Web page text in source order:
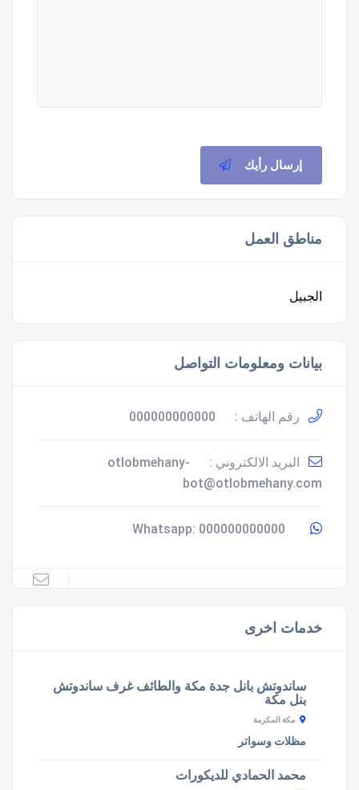
إرسال رأيك
مناطق العمل
الجبيل
بيانات ومعلومات التواصل
رقم الهاتف : 000000000000
البريد الالكتروني :
otlobmehany-
bot@otlobmehany.com
000000000000
خدمات اخرى
ساندوتش بانل جدة مكة والطائف غرف ساندوتش
بنل مكة
مكة المكرمة
مظلات وسواتر
محمد الحمادي للديكورات